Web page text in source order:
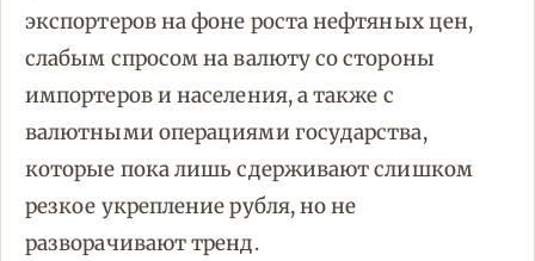
экспортеров на фоне роста нефтяных цен,
слабым спросом на валюту со стороны
импортеров и населения, а также с
валютными операциями государства,
которые пока лишь сдерживают слишком
резкое укрепление рубля, но не
разворачивают тренд.